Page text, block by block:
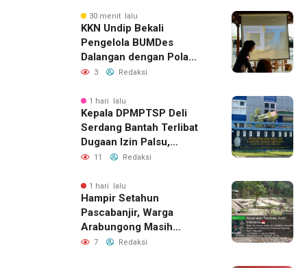
30 menit lalu
KKN Undip Bekali
Pengelola BUMDes
Dalangan dengan Pola
Pikir Inovatif
3 Redaksi
1 hari lalu
Kepala DPMPTSP Deli
Serdang Bantah Terlibat
Dugaan Izin Palsu,
Tegaskan Proses
Jalur Resmi
11 Redaksi
1 hari lalu
Hampir Setahun
Pascabanjir, Warga
Arabungong Masih
Menunggu Bantuan
7 Redaksi